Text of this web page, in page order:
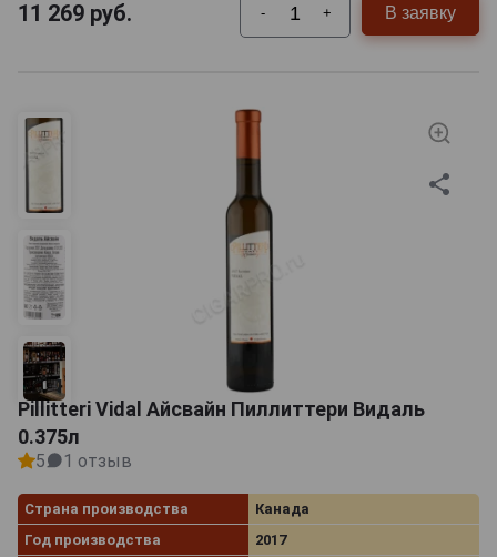
поселения. Им очень понравился кленовый сироп,
русские, а вот для канадцев кленовый сироп не
является чем-то особенным), вне всякого сомнения -
неотъемлемый ингредиент многих национальных
блюд Канады. На его основе готовят самые
В XIX веке производство этого самого сладкого
кленового сиропа стало одной из важнейших
отраслей экономики. Впрочем, и сейчас этот
уникальный продукт является одним из самых
продаваемых товаров Канады (кроме шуток — это
действительно так!).
11 269 руб. - + В заявку
Pillitteri Vidal Айсвайн Пиллиттери Видаль
0.375л
5 1 отзыв
Страна производства
Канада
Год производства
2017